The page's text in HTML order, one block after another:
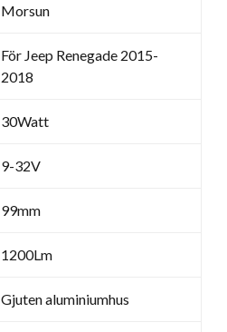
Morsun
För Jeep Renegade 2015-
2018
30Watt
9-32V
99mm
1200Lm
Gjuten aluminiumhus